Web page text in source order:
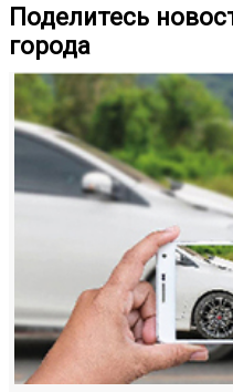
Поделитесь
города